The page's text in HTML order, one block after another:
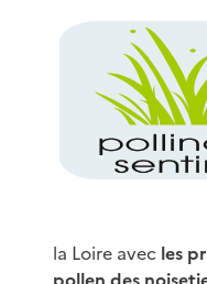
la Loire avec les